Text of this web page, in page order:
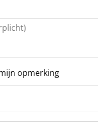
opmerking